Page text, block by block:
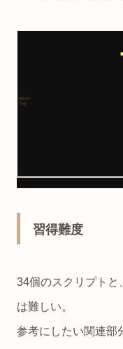
習得難度
34個のスクリプトと
は難しい。
参考にしたい関連部